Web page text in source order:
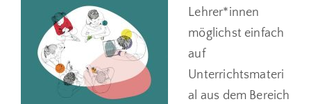
Lehrer*innen
möglichst einfach
auf
Unterrichtsmateri
al aus dem Bereich